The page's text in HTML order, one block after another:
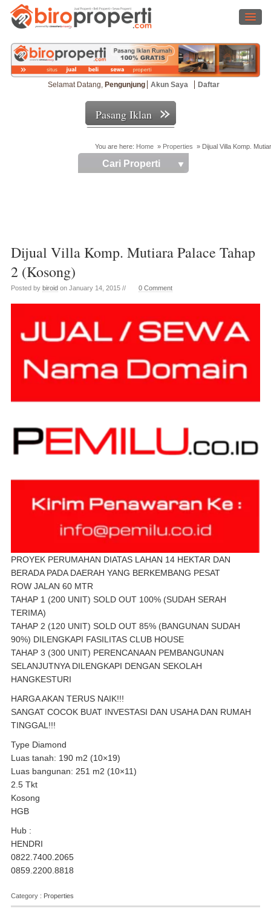
Selamat Datang, Pengunjung Akun Saya Daftar
Pasang Iklan
You are here: Home » Properties » Dijual Villa Komp.
Cari Properti
Dijual Villa Komp. Mutiara Palace Tahap
2 (Kosong)
Posted by biroidon January 14, 2015 // 0 Comment
PROYEK PERUMAHAN DIATAS LAHAN 14 HEKTAR DAN
BERADA PADA DAERAH YANG BERKEMBANG PESAT
ROW JALAN 60 MTR
TAHAP 1 (200 UNIT) SOLD OUT 100% (SUDAH SERAH
TERIMA)
TAHAP 2 (120 UNIT) SOLD OUT 85% (BANGUNAN SUDAH
90%) DILENGKAPI FASILITAS CLUB HOUSE
TAHAP 3 (300 UNIT) PERENCANAAN PEMBANGUNAN
SELANJUTNYA DILENGKAPI DENGAN SEKOLAH
HANGKESTURI
HARGA AKAN TERUS NAIK!!!
SANGAT COCOK BUAT INVESTASI DAN USAHA DAN RUMAH
TINGGAL!!!
Type Diamond
Luas tanah: 190 m2 (10×19)
Luas bangunan: 251 m2 (10×11)
2.5 Tkt
Kosong
HGB
Hub :
HENDRI
0822.7400.2065
0859.2200.8818
Category : Properties